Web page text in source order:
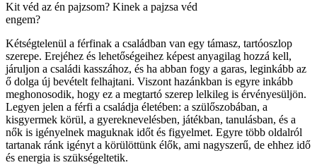
Kit véd az én pajzsom? Kinek a pajzsa véd
engem?
Kétségtelenül a férfinak a családban van egy támasz, tartóoszlop
szerepe. Erejéhez és lehetőségeihez képest anyagilag hozzá kell,
járuljon a családi kasszához, és ha abban fogy a garas, leginkább az
ő dolga új bevételt felhajtani. Viszont hazánkban is egyre inkább
meghonosodik, hogy ez a megtartó szerep lelkileg is érvényesüljön.
Legyen jelen a férfi a családja életében: a szülőszobában, a
kisgyermek körül, a gyereknevelésben, játékban, tanulásban, és a
nők is igényelnek maguknak időt és figyelmet. Egyre több oldalról
tartanak ránk igényt a körülöttünk élők, ami nagyszerű, de ehhez idő
és energia is szükségeltetik.